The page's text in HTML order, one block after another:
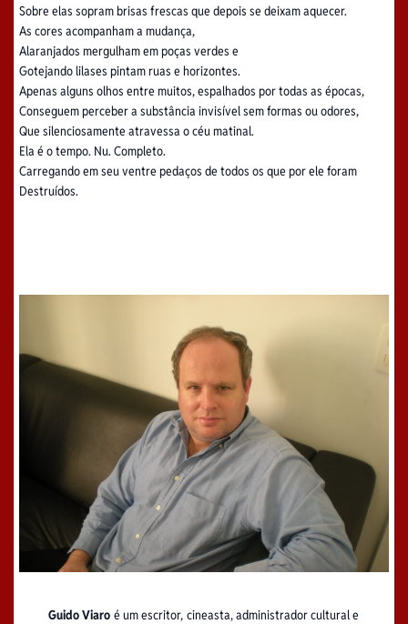
Sobre elas sopram brisas frescas que depois se deixam aquecer.
As cores acompanham a mudança,
Alaranjados mergulham em poças verdes e
Gotejando lilases pintam ruas e horizontes.
Apenas alguns olhos entre muitos, espalhados por todas as épocas,
Conseguem perceber a substância invisível sem formas ou odores,
Que silenciosamente atravessa o céu matinal.
Ela é o tempo. Nu. Completo.
Carregando em seu ventre pedaços de todos os que por ele foram
Destruídos.
Guido Viaro é um escritor, cineasta, administrador cultural e